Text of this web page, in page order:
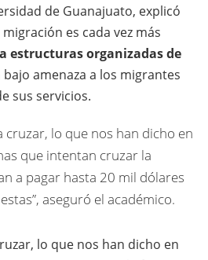
de Guanajuato, explicó
es cada vez más
estructuras organizadas de
amenaza a los migrantes
sus servicios.
cruzar, lo que nos han dicho en
que intentan cruzar la
a pagar hasta 20 mil dólares
aseguró el académico.
lo que nos han dicho en